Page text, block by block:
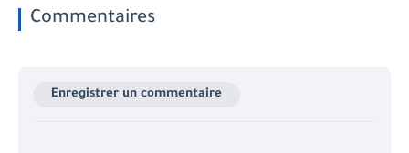
Commentaires
Enregistrer un commentaire